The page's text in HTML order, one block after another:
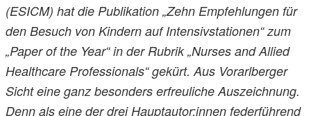
(ESICM) hat die Publikation „Zehn Empfehlungen für
den Besuch von Kindern auf Intensivstationen“ zum
„Paper of the Year“ in der Rubrik „Nurses and Allied
Healthcare Professionals“ gekürt. Aus Vorarlberger
Sicht eine ganz besonders erfreuliche Auszeichnung.
Denn als eine der drei Hauptautor:innen federführend